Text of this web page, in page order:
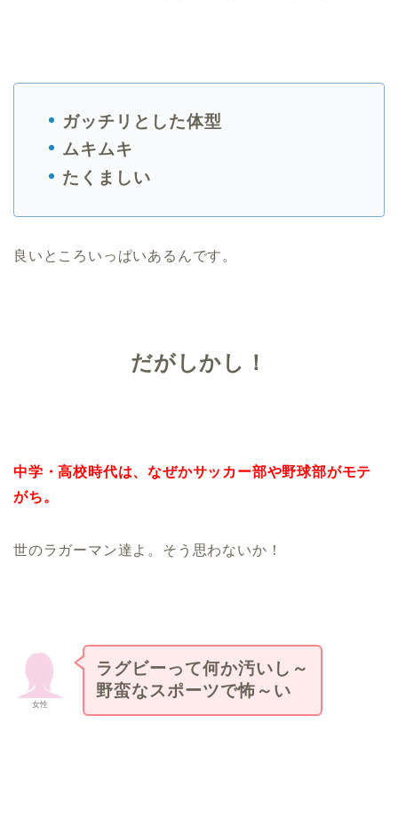
ガッチリとした体型
ムキムキ
たくましい
良いところいっぱいあるんです。
だがしかし！
中学・高校時代は、なぜかサッカー部や野球部がモテ
がち。
世のラガーマン達よ。そう思わないか！
女性
ラグビーって何か汚いし～
野蛮なスポーツで怖～い